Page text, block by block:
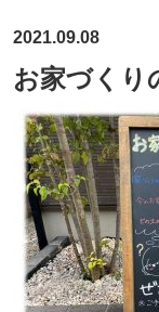
2021.09.08
お家づくり